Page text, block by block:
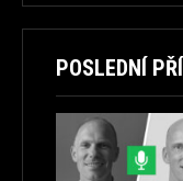
POSLEDNÍ